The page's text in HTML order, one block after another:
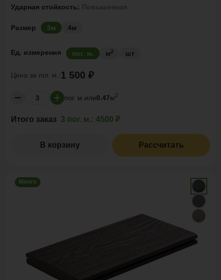
Ударная стойкость:
Размер 3м 4м
Ед. измерения пог. м. м2 шт
Цена за пог. м.:1 500 ₽
пог. м. или0.47м2
Итого заказ 3 пог. м.: 4500 ₽
В корзину Рассчитать
Много